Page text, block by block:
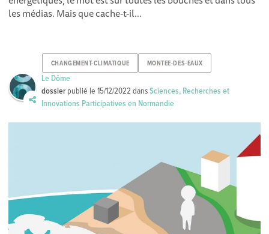
les médias. Mais que cache-t-il...
CHANGEMENT-CLIMATIQUE MONTEE-DES-EAUX
Le Dôme
dossier publié le15/12/2022 dansSciences, Recherches et
Innovations Participatives en Normandie